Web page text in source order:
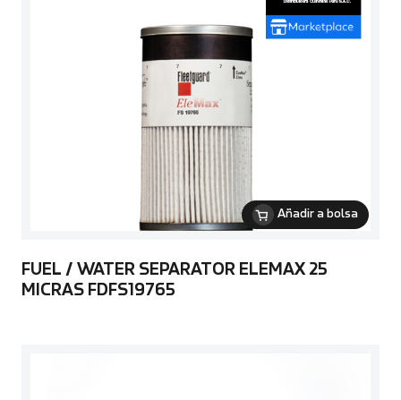
Añadir a bolsa
FUEL / WATER SEPARATOR ELEMAX 25
MICRAS FDFS19765